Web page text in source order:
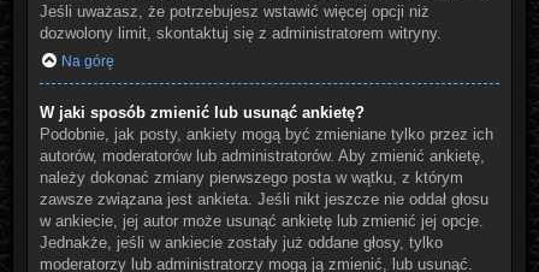
Jeśli uważasz, że potrzebujesz wstawić więcej opcji niż
dozwolony limit, skontaktuj się z administratorem witryny.
Na górę
W jaki sposób zmienić lub usunąć ankietę?
Podobnie, jak posty, ankiety mogą być zmieniane tylko przez ich
autorów, moderatorów lub administratorów. Aby zmienić ankietę,
należy dokonać zmiany pierwszego posta w wątku, z którym
zawsze związana jest ankieta. Jeśli nikt jeszcze nie oddał głosu
w ankiecie, jej autor może usunąć ankietę lub zmienić jej opcje.
Jednakże, jeśli w ankiecie zostały już oddane głosy, tylko
moderatorzy lub administratorzy mogą ją zmienić, lub usunąć.